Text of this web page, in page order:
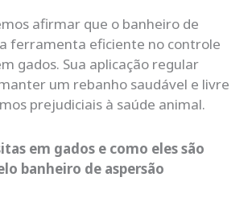
afirmar que o banheiro de
ferramenta eficiente no controle
gados. Sua aplicação regular
um rebanho saudável e livre
prejudiciais à saúde animal.
em gados e como eles são
banheiro de aspersão